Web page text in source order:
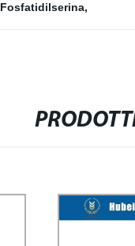
Fosfatidilserina,